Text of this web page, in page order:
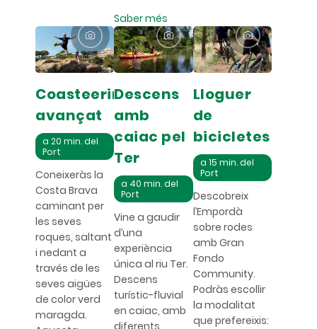
Saber més
Coasteering
avançat
a 20 min. del
Port
Coneixeràs la
Costa Brava
caminant per
les seves
roques, saltant
i nedant a
través de les
seves aigües
de color verd
maragda.
Descens
amb
caiac pel
Ter
a 40 min. del
Port
Vine a gaudir
d’una
experiència
única al riu Ter.
Descens
turístic-fluvial
en caiac, amb
diferents
Lloguer
de
bicicletes
a 15 min. del
Port
Descobreix
l’Empordà
sobre rodes
amb Gran
Fondo
Community.
Podràs escollir
la modalitat
que prefereixis: